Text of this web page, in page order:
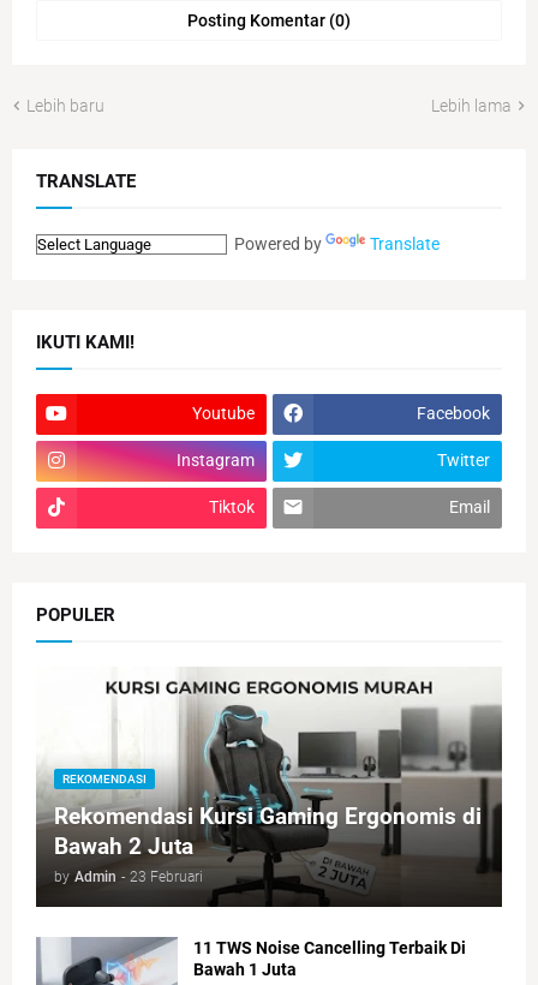
Posting Komentar (0)
Lebih baru Lebih lama
TRANSLATE
Powered by Translate
IKUTI KAMI!
Youtube Facebook
Instagram Twitter
Tiktok Email
POPULER
REKOMENDASI
Rekomendasi Kursi Gaming Ergonomis di
Bawah 2 Juta
by Admin - 23 Februari
11 TWS Noise Cancelling Terbaik Di
Bawah 1 Juta